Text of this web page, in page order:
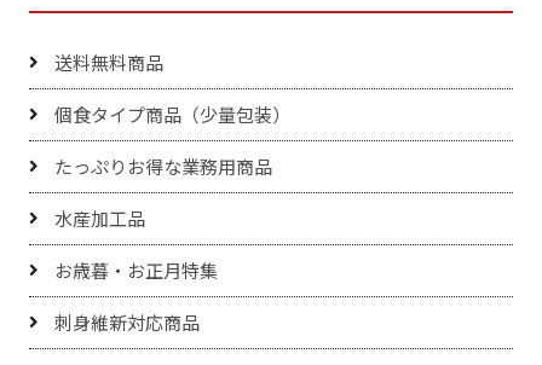
送料無料商品
個食タイプ商品（少量包装）
たっぷりお得な業務用商品
水産加工品
お歳暮・お正月特集
刺身維新対応商品